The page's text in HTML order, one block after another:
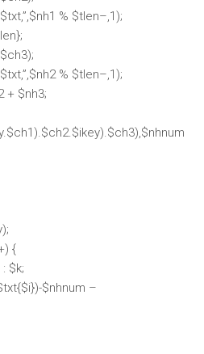
% $tlen–,1);
% $tlen–,1);
$nh3;
{
$k;
$nhnum –